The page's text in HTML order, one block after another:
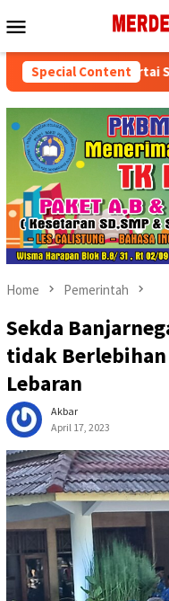
to
Menu
Special Content
Kader Partai
Home Pemerintah
Sekda
tidak
Lebaran
Akbar
April 17, 2023